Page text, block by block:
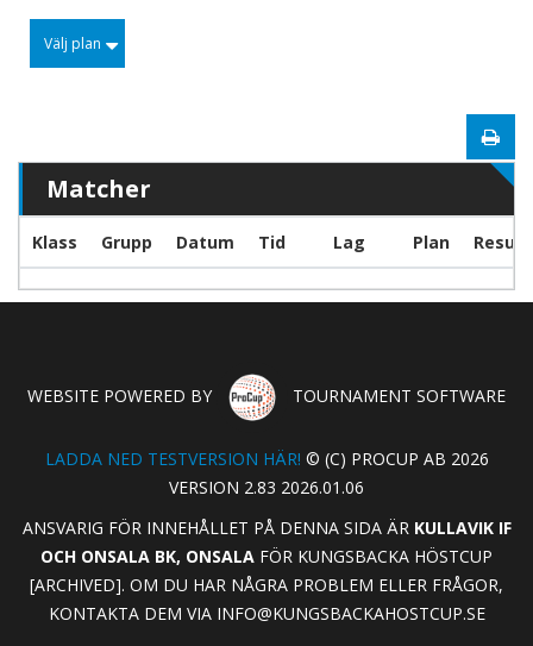
Välj plan
Matcher
Klass Grupp Datum Tid Lag Plan
WEBSITE POWERED BY TOURNAMENT SOFTWARE
LADDA NED TESTVERSION HÄR! © (C) PROCUP AB 2026
VERSION 2.83 2026.01.06
ANSVARIG FÖR INNEHÅLLET PÅ DENNA SIDA ÄR KULLAVIK IF
OCH ONSALA BK, ONSALA FÖR KUNGSBACKA HÖSTCUP
[ARCHIVED]. OM DU HAR NÅGRA PROBLEM ELLER FRÅGOR,
KONTAKTA DEM VIA INFO@KUNGSBACKAHOSTCUP.SE